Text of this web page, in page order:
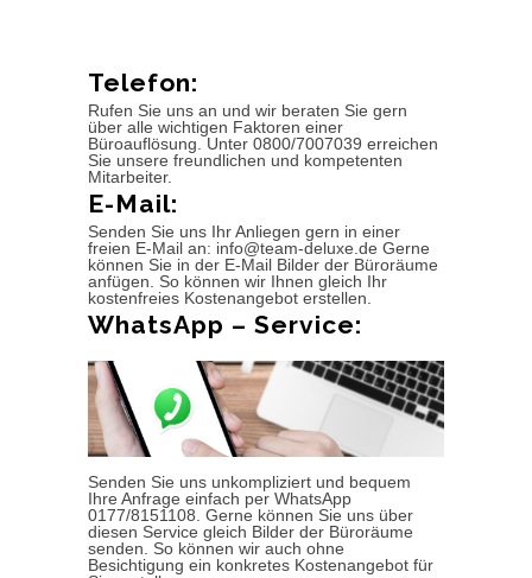
Telefon:
Rufen Sie uns an und wir beraten Sie gern
über alle wichtigen Faktoren einer
Büroauflösung. Unter 0800/7007039 erreichen
Sie unsere freundlichen und kompetenten
Mitarbeiter.
E-Mail:
Senden Sie uns Ihr Anliegen gern in einer
freien E-Mail an: info@team-deluxe.de Gerne
können Sie in der E-Mail Bilder der Büroräume
anfügen. So können wir Ihnen gleich Ihr
kostenfreies Kostenangebot erstellen.
WhatsApp – Service:
Senden Sie uns unkompliziert und bequem
Ihre Anfrage einfach per WhatsApp
0177/8151108. Gerne können Sie uns über
diesen Service gleich Bilder der Büroräume
senden. So können wir auch ohne
Besichtigung ein konkretes Kostenangebot für